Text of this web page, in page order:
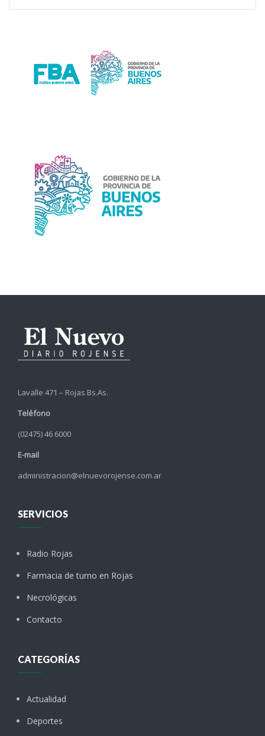
Lavalle 471 – Rojas Bs.As.
Teléfono
(02475) 46 6000
E-mail
administracion@elnuevorojense.com.ar
SERVICIOS
Radio Rojas
Farmacia de turno en Rojas
Necrológicas
Contacto
CATEGORÍAS
Actualidad
Deportes